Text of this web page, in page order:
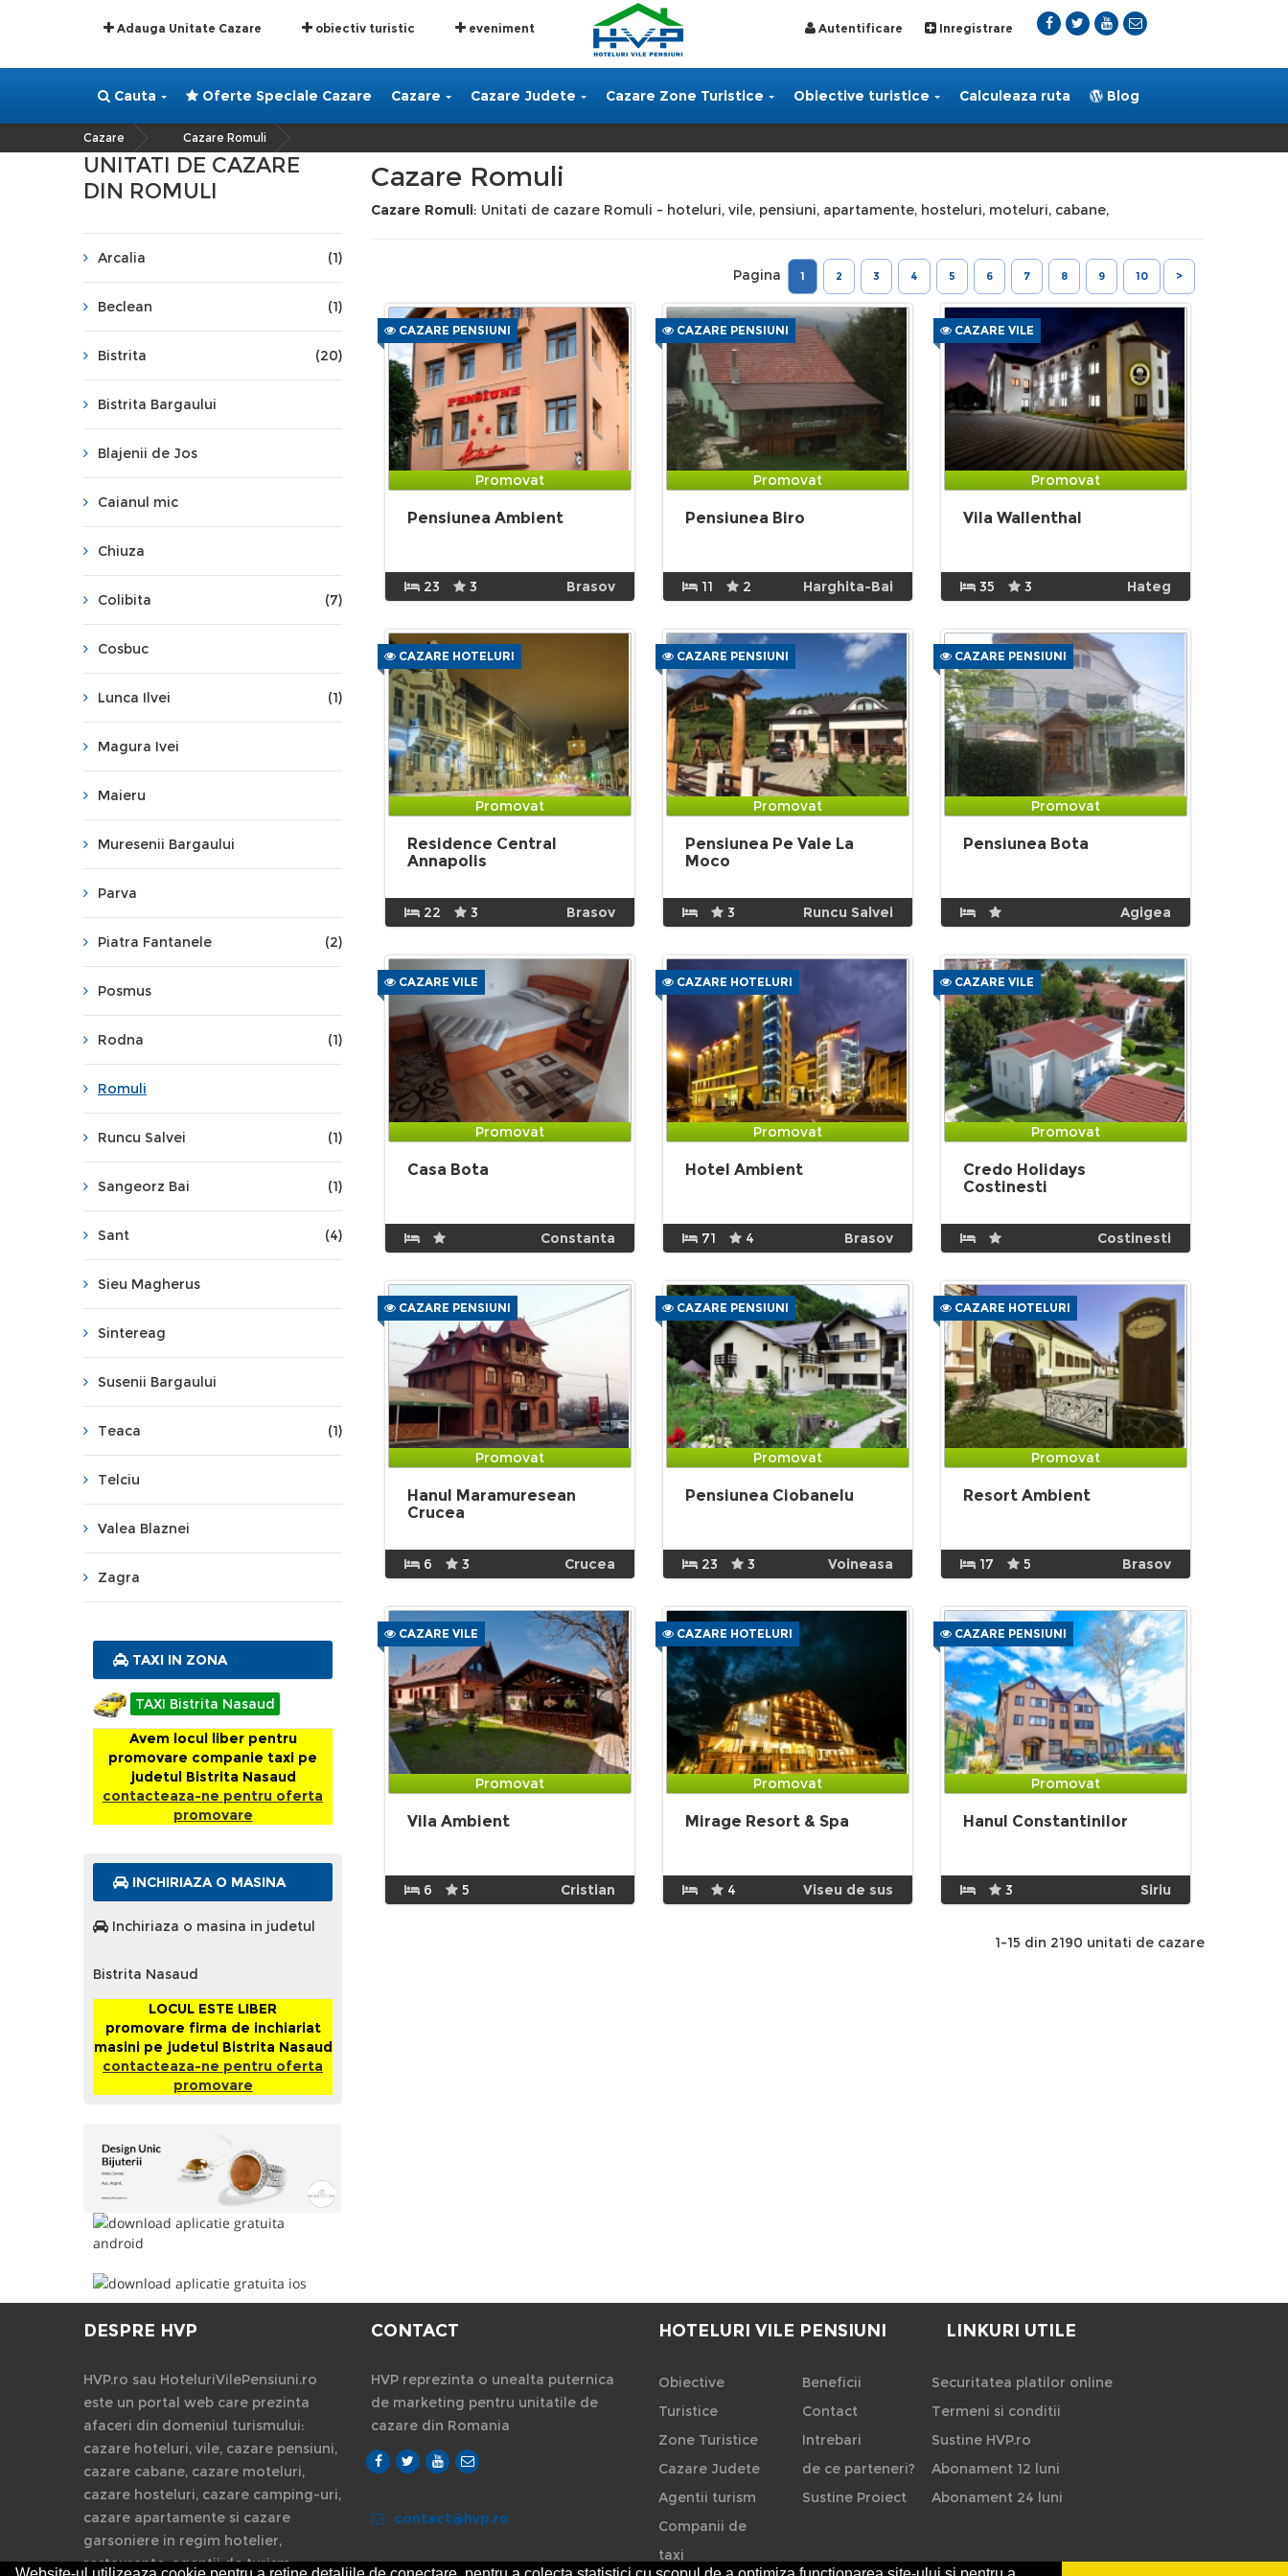
Adauga Unitate Cazare obiectiv turistic eveniment Autentificare Inregistrare
Cauta Oferte Speciale Cazare Cazare Cazare Judete Cazare Zone Turistice Obiective turistice Calculeaza ruta Blog
Cazare Cazare Romuli
UNITATI DE CAZARE
DIN ROMULI
Arcalia (1)
Beclean (1)
Bistrita (20)
Bistrita Bargaului
Blajenii de Jos
Caianul mic
Chiuza
Colibita (7)
Cosbuc
Lunca Ilvei (1)
Magura Ivei
Maieru
Muresenii Bargaului
Parva
Piatra Fantanele (2)
Posmus
Rodna (1)
Romuli
Runcu Salvei (1)
Sangeorz Bai (1)
Sant (4)
Sieu Magherus
Sintereag
Susenii Bargaului
Teaca (1)
Telciu
Valea Blaznei
Zagra
TAXI IN ZONA
TAXI Bistrita Nasaud
Avem locul liber pentru
promovare companie taxi pe
judetul Bistrita Nasaud
contacteaza-ne pentru oferta
promovare
INCHIRIAZA O MASINA
Inchiriaza o masina in judetul
Bistrita Nasaud
LOCUL ESTE LIBER
promovare firma de inchiariat
masini pe judetul Bistrita Nasaud
contacteaza-ne pentru oferta
promovare
Cazare Romuli
Cazare Romuli: Unitati de cazare Romuli - hoteluri, vile, pensiuni, apartamente, hosteluri, moteluri, cabane,
Pagina 1 2 3 4 5 6 7 8 9 10 >
CAZARE PENSIUNI
Promovat
Pensiunea Ambient
23 3 Brasov
CAZARE PENSIUNI
Promovat
Pensiunea Biro
11 2 Harghita-Bai
CAZARE VILE
Promovat
Vila Wallenthal
35 3 Hateg
CAZARE HOTELURI
Promovat
Residence Central
Annapolis
22 3 Brasov
CAZARE PENSIUNI
Promovat
Pensiunea Pe Vale La
Moco
3 Runcu Salvei
CAZARE PENSIUNI
Promovat
Pensiunea Bota
Agigea
CAZARE VILE
Promovat
Casa Bota
Constanta
CAZARE HOTELURI
Promovat
Hotel Ambient
71 4 Brasov
CAZARE VILE
Promovat
Credo Holidays
Costinesti
Costinesti
CAZARE PENSIUNI
Promovat
Hanul Maramuresean
Crucea
6 3 Crucea
CAZARE PENSIUNI
Promovat
Pensiunea Ciobanelu
23 3 Voineasa
CAZARE HOTELURI
Promovat
Resort Ambient
17 5 Brasov
CAZARE VILE
Promovat
Vila Ambient
6 5 Cristian
CAZARE HOTELURI
Promovat
Mirage Resort & Spa
4 Viseu de sus
CAZARE PENSIUNI
Promovat
Hanul Constantinilor
3 Siriu
1-15 din 2190 unitati de cazare
DESPRE HVP
HVP.ro sau HoteluriVilePensiuni.ro
este un portal web care prezinta
afaceri din domeniul turismului:
cazare hoteluri, vile, cazare pensiuni,
cazare cabane, cazare moteluri,
cazare hosteluri, cazare camping-uri,
cazare apartamente si cazare
garsoniere in regim hotelier,
restaurante, agentii de turism.
CONTACT
HVP reprezinta o unealta puternica
de marketing pentru unitatile de
cazare din Romania
contact@hvp.ro
HOTELURI VILE PENSIUNI
Obiective
Turistice
Zone Turistice
Cazare Judete
Agentii turism
Companii de
taxi
Beneficii
Contact
Intrebari
de ce parteneri?
Sustine Proiect
LINKURI UTILE
Securitatea platilor online
Termeni si conditii
Sustine HVP.ro
Abonament 12 luni
Abonament 24 luni